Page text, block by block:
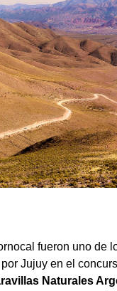
fueron uno de
Jujuy en el
Naturales